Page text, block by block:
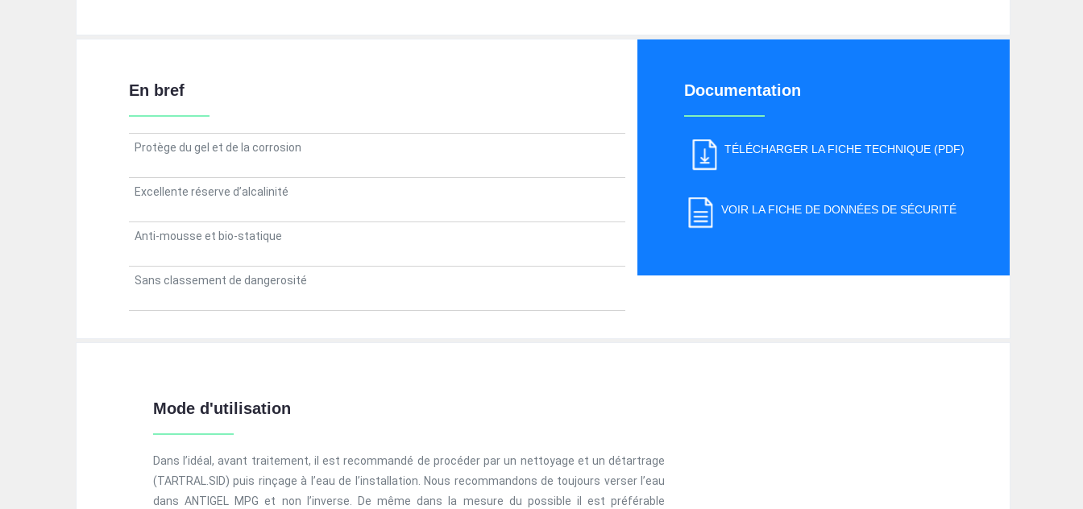
En bref
Protège du gel et de la corrosion
Excellente réserve d’alcalinité
Anti-mousse et bio-statique
Sans classement de dangerosité
Documentation
TÉLÉCHARGER LA FICHE TECHNIQUE (PDF)
VOIR LA FICHE DE DONNÉES DE SÉCURITÉ
Mode d'utilisation
Dans l’idéal, avant traitement, il est recommandé de procéder par un nettoyage et un détartrage
(TARTRAL.SID) puis rinçage à l’eau de l’installation. Nous recommandons de toujours verser l’eau
dans ANTIGEL MPG et non l’inverse. De même dans la mesure du possible il est préférable